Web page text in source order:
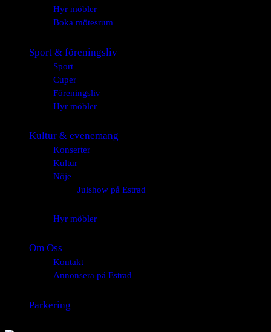
Hyr möbler
Boka mötesrum
Sport & föreningsliv
Sport
Cuper
Föreningsliv
Hyr möbler
Kultur & evenemang
Konserter
Kultur
Nöje
Julshow på Estrad
Hyr möbler
Om Oss
Kontakt
Annonsera på Estrad
Parkering